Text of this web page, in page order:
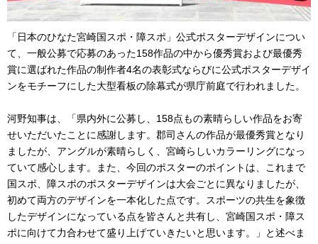
「日本のひなた宮崎国スポ・障スポ」公式ポスターデザインについ
て、一般公募で応募のあった158作品の中から優秀賞および最優秀
賞に選ばれた作品の制作者4名の表彰式ならびに公式ポスターデザイ
ンをモチーフにした大型看板の除幕式が県庁前庭で行われました。
河野知事は、「県内外に公募し、158点もの素晴らしい作品をお寄
せいただいたことに感謝します。郡司さんの作品が最優秀賞となり
ましたが、アングルが素晴らしく、宮崎らしいカラーリングになっ
ていて感心します。また、今回のポスターのポイントは、これまで
国スポ、障スポのポスターデザインは大会ごとに異なりましたが、
初めて両方のデザインを一本化した点です。スポーツの共生を象徴
したデザインになっている点を皆さんと共有し、宮崎国スポ・障ス
ポに向けて力合わせて盛り上げていきたいと思います。」と述べま